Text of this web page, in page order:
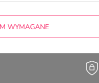
WYMAGANE